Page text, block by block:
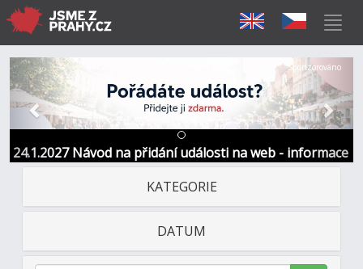
24.1.2027 Návod na přidání události na web - informace
a kontakt
Předchozí Další
Sponzorováno
KATEGORIE
DATUM